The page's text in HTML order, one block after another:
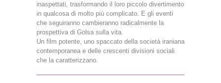
inaspettati, trasformando il loro piccolo divertimento
in qualcosa di molto più complicato. E gli eventi
che seguiranno cambieranno radicalmente la
prospettiva di Golsa sulla vita.
Un film potente, uno spaccato della società iraniana
contemporanea e delle crescenti divisioni sociali
che la caratterizzano.